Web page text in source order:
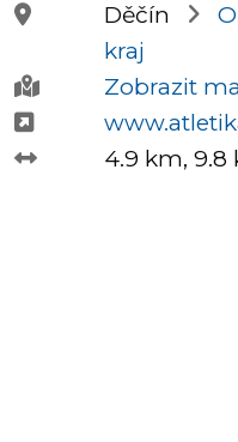
Virtuální
závody
Děčín
kraj
Zobrazit
4.9 km, 9.8